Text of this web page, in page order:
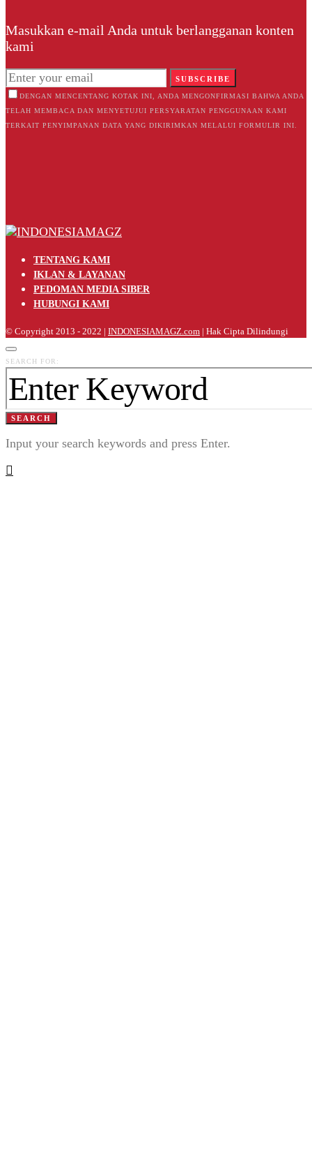
Masukkan e-mail Anda untuk berlangganan konten
kami
SUBSCRIBE
DENGAN MENCENTANG KOTAK INI, ANDA MENGONFIRMASI BAHWA ANDA
TELAH MEMBACA DAN MENYETUJUI PERSYARATAN PENGGUNAAN KAMI
TERKAIT PENYIMPANAN DATA YANG DIKIRIMKAN MELALUI FORMULIR INI.
TENTANG KAMI
IKLAN & LAYANAN
PEDOMAN MEDIA SIBER
HUBUNGI KAMI
© Copyright 2013 - 2022 | INDONESIAMAGZ.com | Hak Cipta Dilindungi
SEARCH FOR:
SEARCH
Input your search keywords and press Enter.